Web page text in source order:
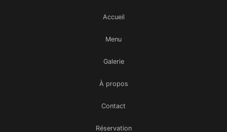
Accueil
Menu
Galerie
À propos
Contact
Réservation